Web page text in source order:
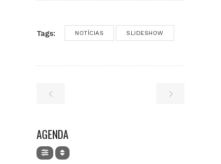
Tags: NOTÍCIAS SLIDESHOW
AGENDA